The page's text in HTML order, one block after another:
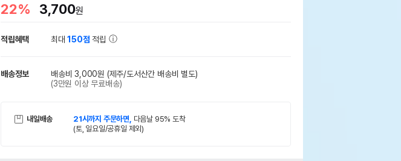
22% 3,700원
적립혜택 최대150점 적립
배송정보 배송비 3,000원 (제주/도서산간 배송비 별도)
(3만원 이상 무료배송)
내일배송 21시까지 주문하면, 다음날 95% 도착
(토, 일요일/공휴일 제외)